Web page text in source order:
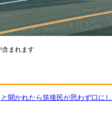
まれます
聞かれたら筑後民が思わず口に